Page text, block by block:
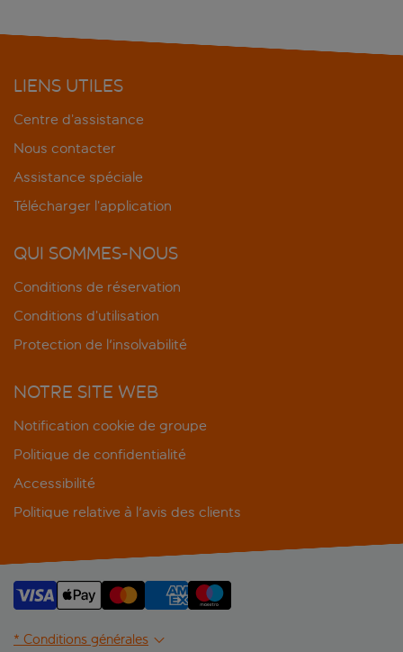
LIENS UTILES
Centre d’assistance
Nous contacter
Assistance spéciale
Télécharger l’application
QUI SOMMES-NOUS
Conditions de réservation
Conditions d’utilisation
Protection de l'insolvabilité
NOTRE SITE WEB
Notification cookie de groupe
Politique de confidentialité
Accessibilité
Politique relative à l'avis des clients
* Conditions générales